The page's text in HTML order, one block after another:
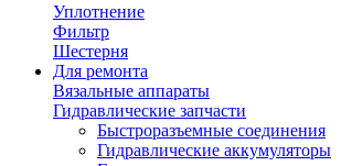
Уплотнение
Фильтр
Шестерня
Для ремонта
Вязальные аппараты
Гидравлические запчасти
Быстроразъемные соединения
Гидравлические аккумуляторы